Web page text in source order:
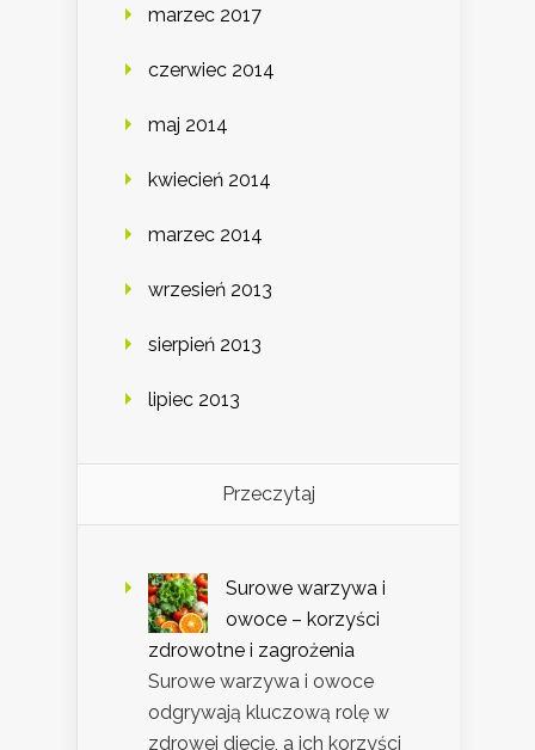
marzec 2017
czerwiec 2014
maj 2014
kwiecień 2014
marzec 2014
wrzesień 2013
sierpień 2013
lipiec 2013
Przeczytaj
Surowe warzywa i
owoce – korzyści
zdrowotne i zagrożenia
Surowe warzywa i owoce
odgrywają kluczową rolę w
zdrowej diecie, a ich korzyści